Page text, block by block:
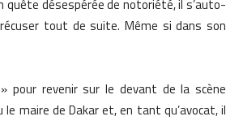
quête désespérée de notoriété, il s’auto-
tout de suite. Même si dans son
pour revenir sur le devant de la scène
maire de Dakar et, en tant qu’avocat, il